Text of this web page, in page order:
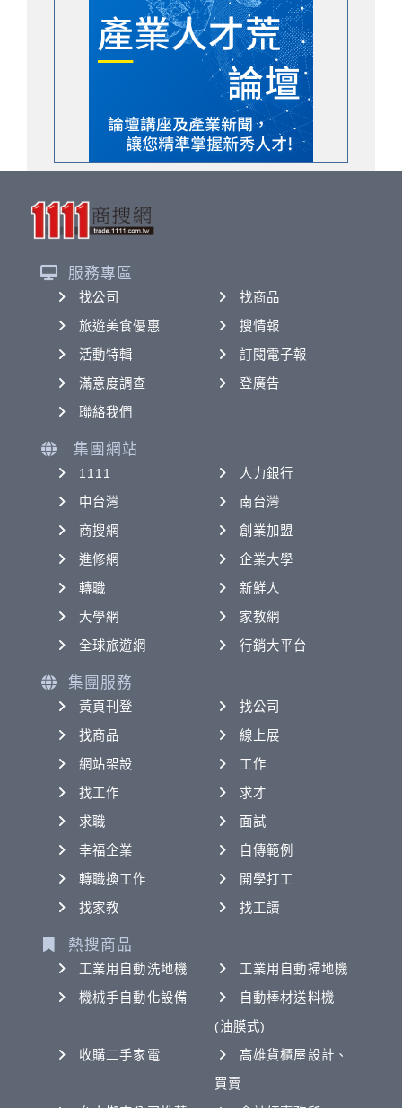
服務專區
找公司
找商品
旅遊美食優惠
搜情報
活動特輯
訂閱電子報
滿意度調查
登廣告
聯絡我們
集團網站
1111
人力銀行
中台灣
南台灣
商搜網
創業加盟
進修網
企業大學
轉職
新鮮人
大學網
家教網
全球旅遊網
行銷大平台
集團服務
黃頁刊登
找公司
找商品
線上展
網站架設
工作
找工作
求才
求職
面試
幸福企業
自傳範例
轉職換工作
開學打工
找家教
找工讀
熱搜商品
工業用自動洗地機
工業用自動掃地機
機械手自動化設備
自動棒材送料機
(油膜式)
收購二手家電
高雄貨櫃屋設計、
買賣